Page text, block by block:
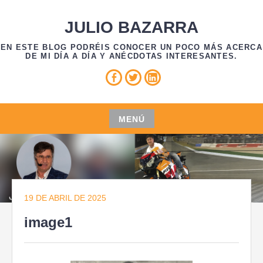
JULIO BAZARRA
EN ESTE BLOG PODRÉIS CONOCER UN POCO MÁS ACERCA
DE MI DÍA A DÍA Y ANÉCDOTAS INTERESANTES.
Facebook
TwitterLinkedin
MENÚ
Saltar
al
contenido
19 DE ABRIL DE 2025
image1